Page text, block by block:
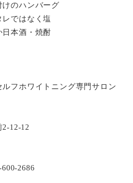
けのハンバーグ
レではなく塩
日本酒・焼酎
ルフホワイトニング専門サロン
12-12
2686